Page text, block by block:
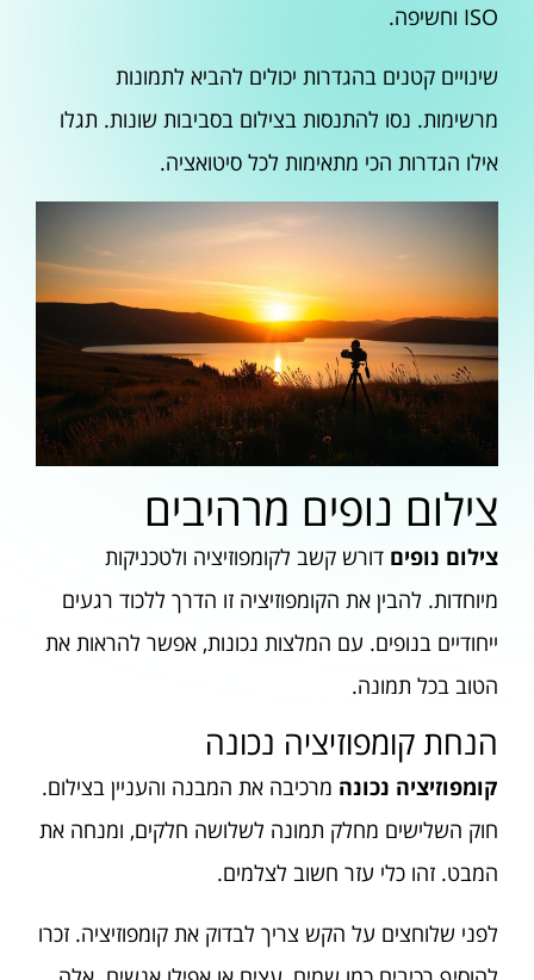
ISO וחשיפה.
שינויים קטנים בהגדרות יכולים להביא לתמונות
מרשימות. נסו להתנסות בצילום בסביבות שונות. תגלו
אילו הגדרות הכי מתאימות לכל סיטואציה.
צילום נופים מרהיבים
צילום נופים דורש קשב לקומפוזיציה ולטכניקות
מיוחדות. להבין את הקומפוזיציה זו הדרך ללכוד רגעים
ייחודיים בנופים. עם המלצות נכונות, אפשר להראות את
הטוב בכל תמונה.
הנחת קומפוזיציה נכונה
קומפוזיציה נכונה מרכיבה את המבנה והעניין בצילום.
חוק השלישים מחלק תמונה לשלושה חלקים, ומנחה את
המבט. זהו כלי עזר חשוב לצלמים.
לפני שלוחצים על הקש צריך לבדוק את קומפוזיציה. זכרו